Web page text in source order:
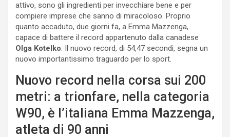
attivo, sono gli ingredienti per invecchiare bene e per
compiere imprese che sanno di miracoloso. Proprio
quanto accaduto, due giorni fa, a Emma Mazzenga,
capace di battere il record appartenuto dalla canadese
Olga Kotelko. Il nuovo record, di 54,47 secondi, segna un
nuovo importantissimo traguardo per lo sport.
Nuovo record nella corsa sui 200
metri: a trionfare, nella categoria
W90, è l’italiana Emma Mazzenga,
atleta di 90 anni